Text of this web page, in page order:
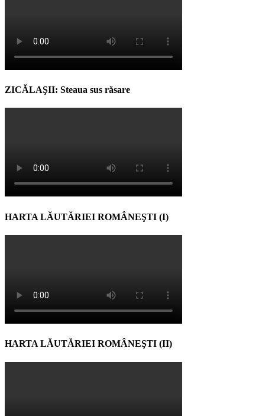
ZICĂLAŞII: Steaua sus răsare
HARTA LĂUTĂRIEI ROMÂNEŞTI (I)
HARTA LĂUTĂRIEI ROMÂNEŞTI (II)